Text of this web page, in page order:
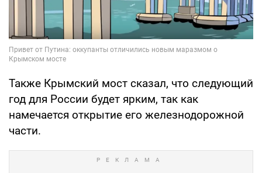
Также Крымский мост сказал, что следующий
год для России будет ярким, так как
намечается открытие его железнодорожной
части.